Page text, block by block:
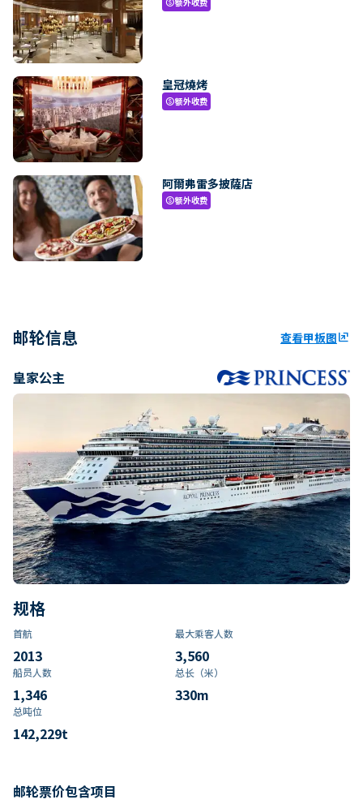
paid
皇冠燒烤
paid额外收费
阿爾弗雷多披薩店
paid额外收费
邮轮信息 查看甲板图ungroup
皇家公主
规格
首航
2013
最大乘客人数
3,560
船员人数
1,346
总长（米）
330m
总吨位
142,229t
邮轮票价包含项目